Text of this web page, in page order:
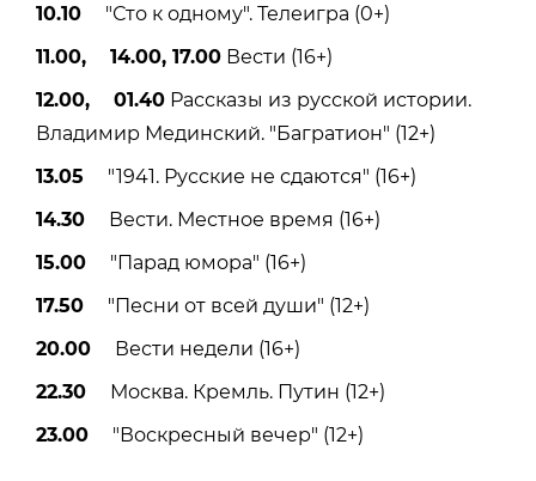
10.10 "Сто к одному". Телеигра (0+)
11.00, 14.00, 17.00 Вести (16+)
12.00, 01.40 Рассказы из русской истории.
Владимир Мединский. "Багратион" (12+)
13.05 "1941. Русские не сдаются" (16+)
14.30 Вести. Местное время (16+)
15.00 "Парад юмора" (16+)
17.50 "Песни от всей души" (12+)
20.00 Вести недели (16+)
22.30 Москва. Кремль. Путин (12+)
23.00 "Воскресный вечер" (12+)